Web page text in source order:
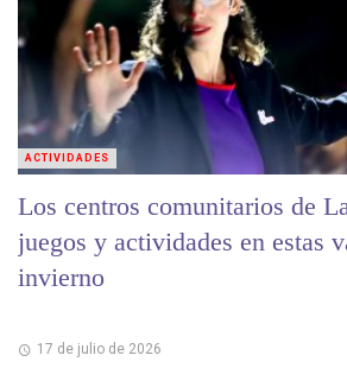
Los centros comunitarios de
juegos y actividades en estas
invierno
17 de julio de 2026
ACTIVIDADES